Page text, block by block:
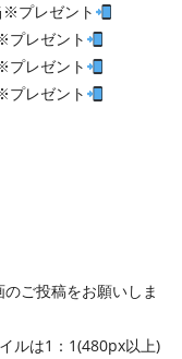
※プレゼント
プレゼント
プレゼント
プレゼント
ご投稿をお願いしま
ルは1：1(480px以上)